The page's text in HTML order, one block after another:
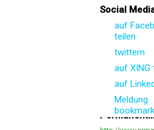
Social
auf
teilen
twittern
auf XING
auf
Meldung